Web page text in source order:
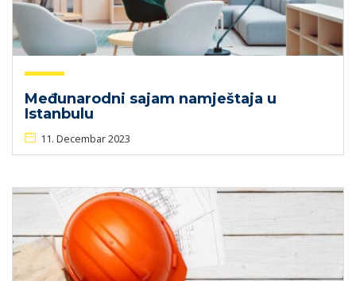
Međunarodni sajam namještaja u
Istanbulu
11. Decembar 2023